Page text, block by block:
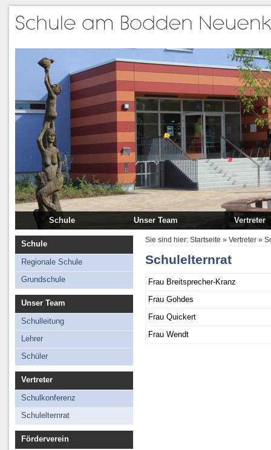
Schule
Regionale Schule
Grundschule
Unser Team
Schulleitung
Lehrer
Technisches Personal
Vertreter
Schule
Regionale Schule
Grundschule
Unser Team
Schulleitung
Lehrer
Schüler
Vertreter
Schulkonferenz
Schulelternrat
Förderverein
Sie sind hier: Startseite » Vertreter »
Schulelternrat
Frau Breitsprecher-Kranz
Frau Gohdes
Frau Quickert
Frau Wendt